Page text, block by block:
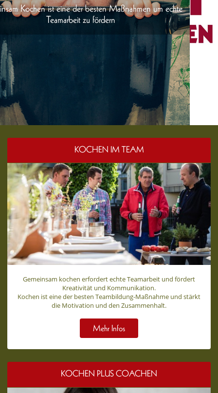
echte
KOCHEN IM TEAM
Gemeinsam kochen erfordert echte Teamarbeit und fördert
Kreativität und Kommunikation.
Kochen ist eine der besten Teambildung-Maßnahme und stärkt
die Motivation und den Zusammenhalt.
Mehr Infos
KOCHEN PLUS COACHEN